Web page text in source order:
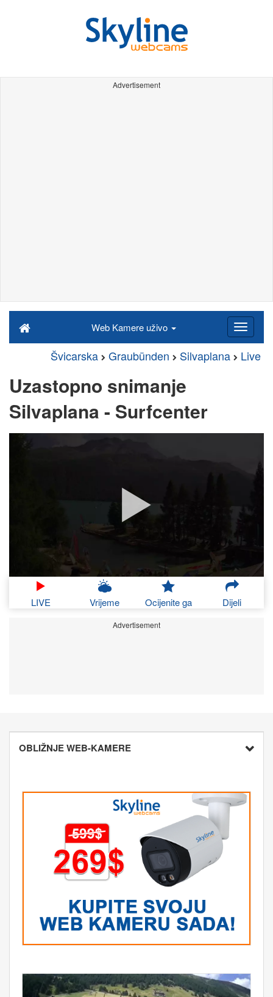
Advertisement
Web Kamere uživo
Švicarska Graubünden Silvaplana Live
Uzastopno snimanje
Silvaplana - Surfcenter
LIVE Vrijeme Ocijenite ga Dijeli
Advertisement
OBLIŽNJE WEB-KAMERE